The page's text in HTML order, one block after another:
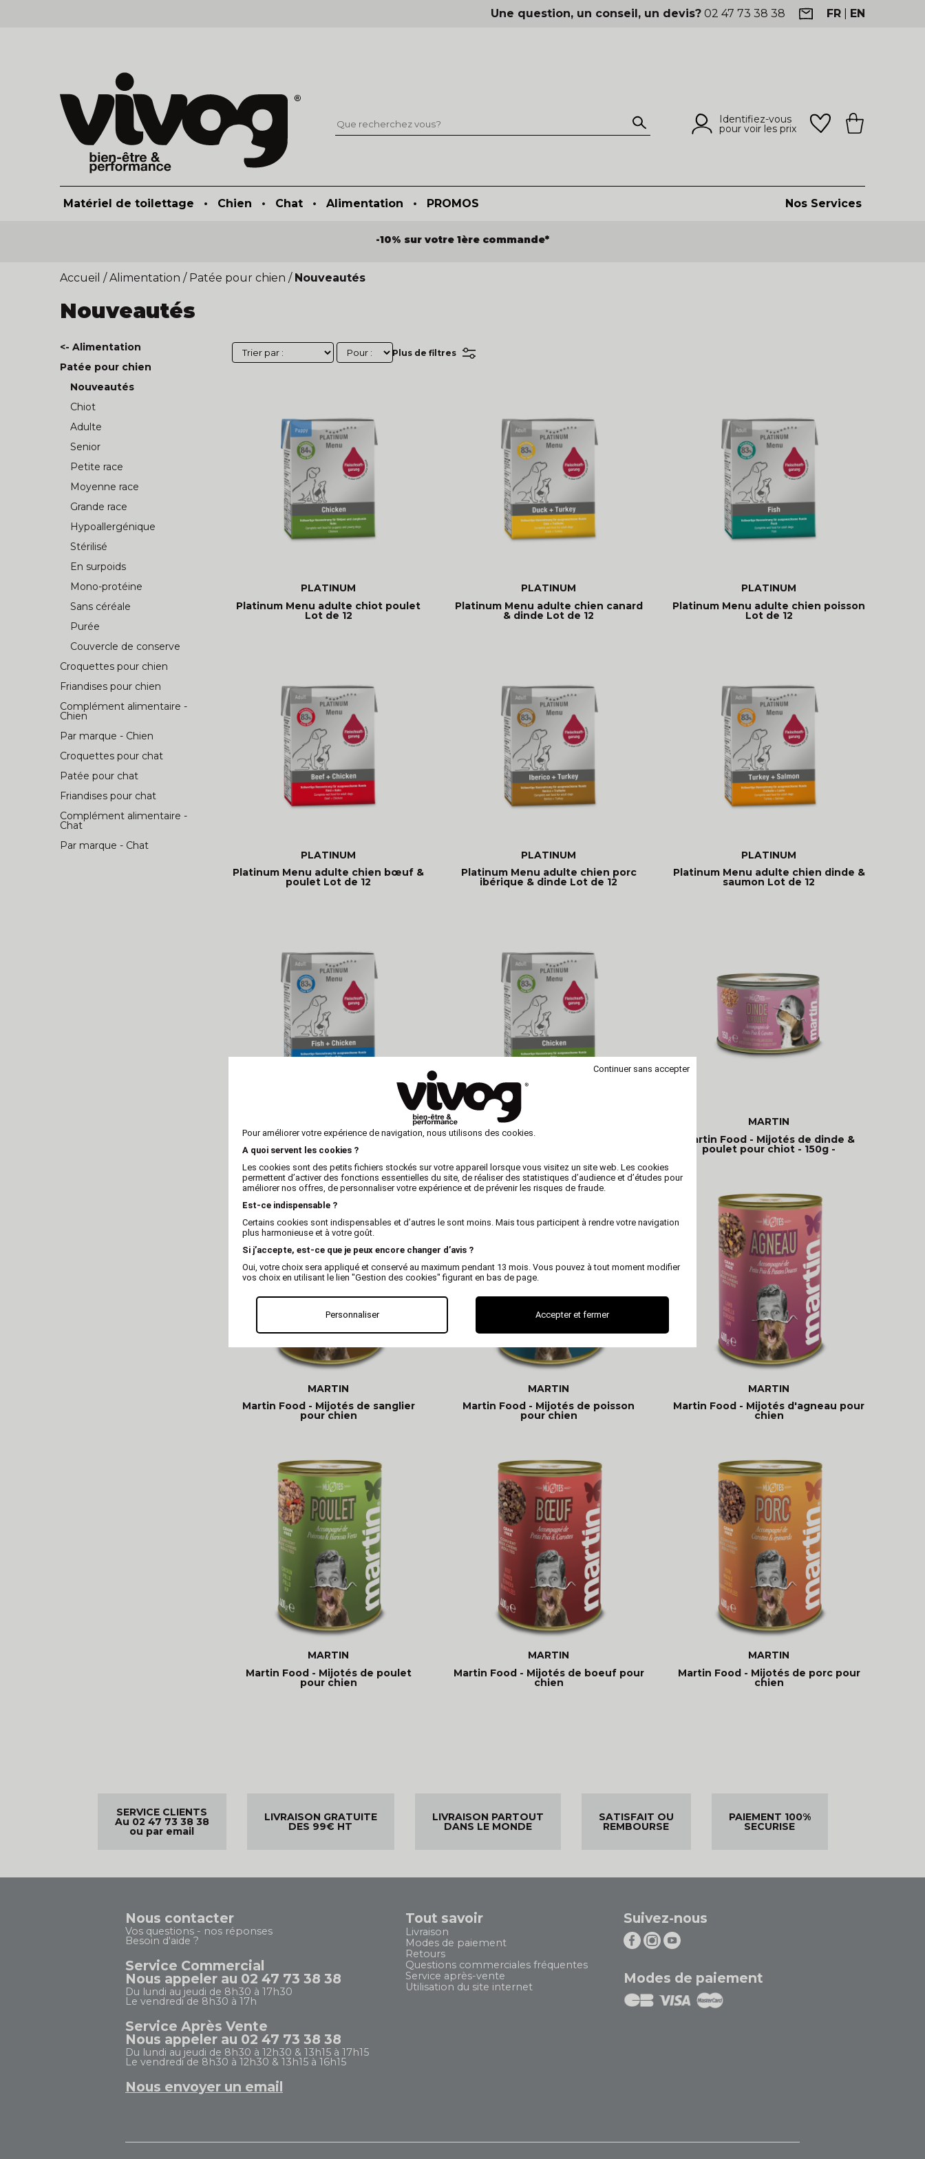
Une question, un conseil, un devis? 02 47 73 38 38 FR EN
Identifiez-vous
pour voir les prix
Matériel de toilettage • Chien • Chat • Alimentation • PROMOS Nos Services
-10% sur votre 1ère commande*
Accueil / Alimentation / Patée pour chien / Nouveautés
Nouveautés
<- Alimentation
Patée pour chien
Nouveautés
Chiot
Adulte
Senior
Petite race
Moyenne race
Grande race
Hypoallergénique
Stérilisé
En surpoids
Mono-protéine
Sans céréale
Purée
Couvercle de conserve
Croquettes pour chien
Friandises pour chien
Complément alimentaire -
Chien
Par marque - Chien
Croquettes pour chat
Patée pour chat
Friandises pour chat
Complément alimentaire -
Chat
Par marque - Chat
Plus de filtres
PLATINUM
Platinum Menu adulte chiot poulet
Lot de 12
PLATINUM
Platinum Menu adulte chien canard
& dinde Lot de 12
PLATINUM
Platinum Menu adulte chien poisson
Lot de 12
PLATINUM
Platinum Menu adulte chien bœuf &
poulet Lot de 12
PLATINUM
Platinum Menu adulte chien porc
ibérique & dinde Lot de 12
PLATINUM
Platinum Menu adulte chien dinde &
saumon Lot de 12
Platinum Menu adulte chien poisson
& poulet Lot de 12
Platinum Menu adulte chien poulet
MARTIN
Martin Food - Mijotés de dinde &
poulet pour chiot - 150g -
MARTIN
Martin Food - Mijotés de sanglier
pour chien
MARTIN
Martin Food - Mijotés de poisson
pour chien
MARTIN
Martin Food - Mijotés d'agneau pour
chien
MARTIN
Martin Food - Mijotés de poulet
pour chien
MARTIN
Martin Food - Mijotés de boeuf pour
chien
MARTIN
Martin Food - Mijotés de porc pour
chien
SERVICE CLIENTS
Au 02 47 73 38 38
ou par email
LIVRAISON GRATUITE
DES 99€ HT
LIVRAISON PARTOUT
DANS LE MONDE
SATISFAIT OU
REMBOURSE
PAIEMENT 100%
SECURISE
Nous contacter
Vos questions - nos réponses
Besoin d'aide ?
Service Commercial
Nous appeler au 02 47 73 38 38
Du lundi au jeudi de 8h30 à 17h30
Le vendredi de 8h30 à 17h
Service Après Vente
Nous appeler au 02 47 73 38 38
Du lundi au jeudi de 8h30 à 12h30 & 13h15 à 17h15
Le vendredi de 8h30 à 12h30 & 13h15 à 16h15
Nous envoyer un email
Tout savoir
Livraison
Modes de paiement
Retours
Questions commerciales fréquentes
Service après-vente
Utilisation du site internet
Suivez-nous
Modes de paiement
Continuer sans accepter
Pour améliorer votre expérience de navigation, nous utilisons des cookies.
A quoi servent les cookies ?
Les cookies sont des petits fichiers stockés sur votre appareil lorsque vous visitez un site web. Les cookies
permettent d’activer des fonctions essentielles du site, de réaliser des statistiques d’audience et d’études pour
améliorer nos offres, de personnaliser votre expérience et de prévenir les risques de fraude.
Est-ce indispensable ?
Certains cookies sont indispensables et d’autres le sont moins. Mais tous participent à rendre votre navigation
plus harmonieuse et à votre goût.
Si j’accepte, est-ce que je peux encore changer d’avis ?
Oui, votre choix sera appliqué et conservé au maximum pendant 13 mois. Vous pouvez à tout moment modifier
vos choix en utilisant le lien "Gestion des cookies" figurant en bas de page.
Personnaliser Accepter et fermer